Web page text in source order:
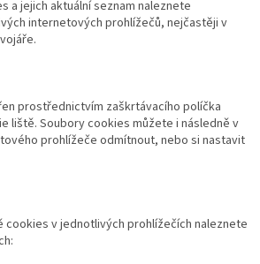
a jejich aktuální seznam naleznete
internetových prohlížečů, nejčastěji v
prostřednictvím zaškrtávacího políčka
liště. Soubory cookies můžete i následně v
prohlížeče odmítnout, nebo si nastavit
cookies v jednotlivých prohlížečích naleznete